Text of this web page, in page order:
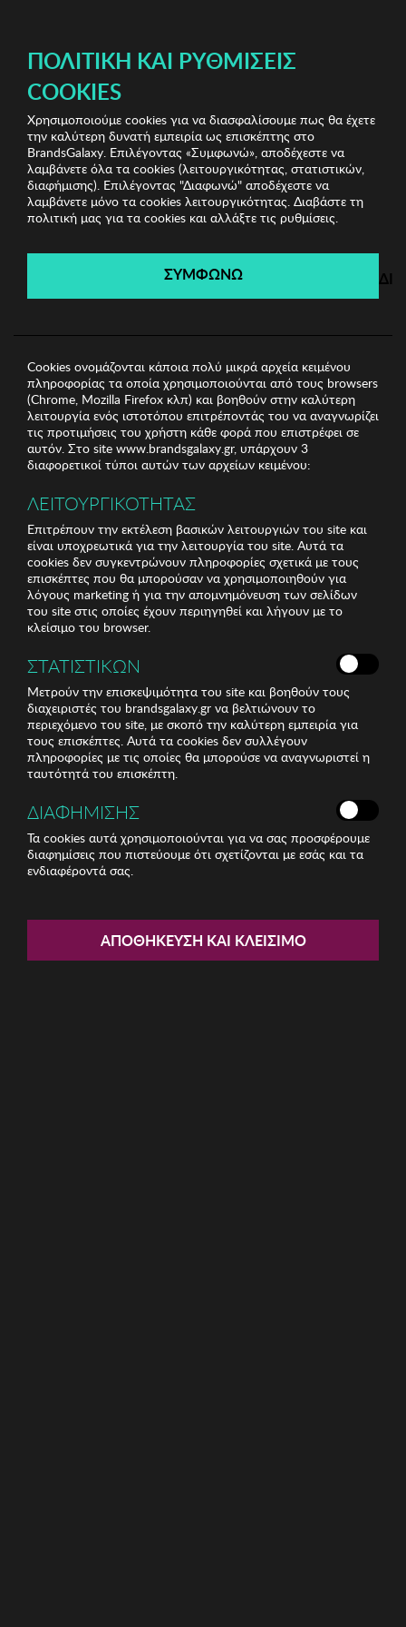
Luxury Sunglasses Γυναικεία Γυαλιά Ηλίου
Γυναικεία
Γυαλιά Ηλίου Lacoste
Luxury Sunglasses
Λήγει σε: 00ημέρες | 00ώρες 00λεπτά 00δευτ.
Γυναικεία Γυαλιά Ηλίου Lacoste
ΠΟΛΙΤΙΚΉ ΚΑΙ ΡΥΘΜΊΣΕΙΣ
COOKIES
Χρησιμοποιούμε cookies για να διασφαλίσουμε πως θα έχετε
την καλύτερη δυνατή εμπειρία ως επισκέπτης στο
BrandsGalaxy. Επιλέγοντας «Συμφωνώ», αποδέχεστε να
λαμβάνετε όλα τα cookies (λειτουργικότητας, στατιστικών,
διαφήμισης). Επιλέγοντας "Διαφωνώ" αποδέχεστε να
λαμβάνετε μόνο τα cookies λειτουργικότητας. Διαβάστε τη
πολιτική μας για τα cookies και αλλάξτε τις ρυθμίσεις.
ΣΥΜΦΩΝΩ
Cookies ονομάζονται κάποια πολύ μικρά αρχεία κειμένου
πληροφορίας τα οποία χρησιμοποιούνται από τους browsers
(Chrome, Mozilla Firefox κλπ) και βοηθούν στην καλύτερη
λειτουργία ενός ιστοτόπου επιτρέποντάς του να αναγνωρίζει
τις προτιμήσεις του χρήστη κάθε φορά που επιστρέφει σε
αυτόν. Στο site www.brandsgalaxy.gr, υπάρχουν 3
διαφορετικοί τύποι αυτών των αρχείων κειμένου:
ΛΕΙΤΟΥΡΓΙΚΟΤΗΤΑΣ
Επιτρέπουν την εκτέλεση βασικών λειτουργιών του site και
είναι υποχρεωτικά για την λειτουργία του site. Αυτά τα
cookies δεν συγκεντρώνουν πληροφορίες σχετικά με τους
επισκέπτες που θα μπορούσαν να χρησιμοποιηθούν για
λόγους marketing ή για την απομνημόνευση των σελίδων
του site στις οποίες έχουν περιηγηθεί και λήγουν με το
κλείσιμο του browser.
ΣΤΑΤΙΣΤΙΚΩΝ
Μετρούν την επισκεψιμότητα του site και βοηθούν τους
διαχειριστές του brandsgalaxy.gr να βελτιώνουν το
περιεχόμενο του site, με σκοπό την καλύτερη εμπειρία για
τους επισκέπτες. Αυτά τα cookies δεν συλλέγουν
πληροφορίες με τις οποίες θα μπορούσε να αναγνωριστεί η
ταυτότητά του επισκέπτη.
ΔΙΑΦΗΜΙΣΗΣ
Τα cookies αυτά χρησιμοποιούνται για να σας προσφέρουμε
διαφημίσεις που πιστεύουμε ότι σχετίζονται με εσάς και τα
ενδιαφέροντά σας.
ΑΠΟΘΉΚΕΥΣΗ ΚΑΙ ΚΛΕΊΣΙΜΟ